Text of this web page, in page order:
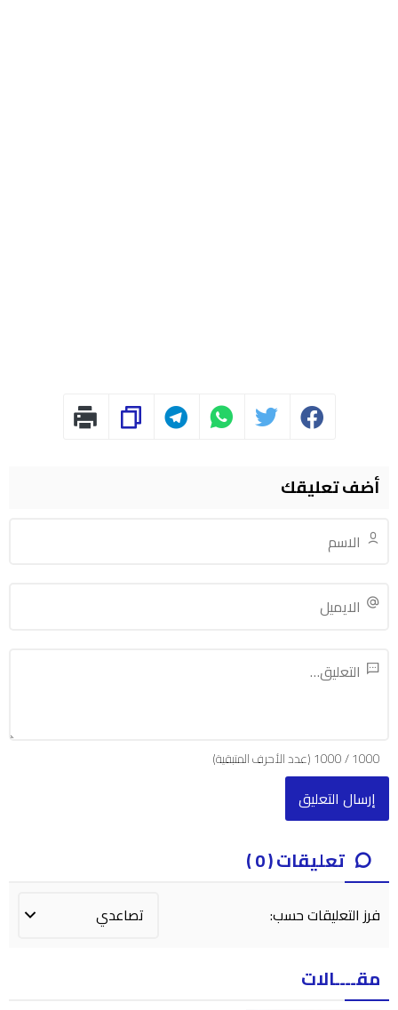
أضف تعليقك
1000
/
1000(عدد الأحرف المتبقية)
تعليقات ( 0 )
فرز التعليقات حسب:
مقــــالات